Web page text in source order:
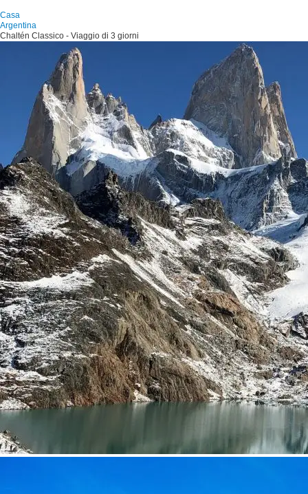
Casa
Argentina
Chaltén Classico - Viaggio di 3 giorni